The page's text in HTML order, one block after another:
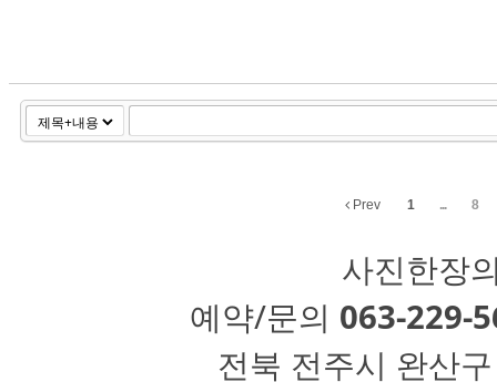
Prev 1 ... 8
사진한장
예약/문의 063-229-
전북 전주시 완산